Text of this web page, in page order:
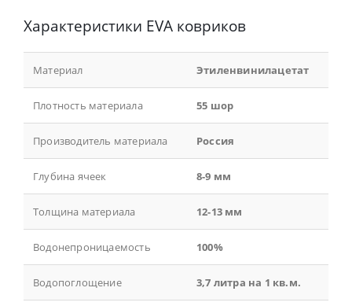
Характеристики EVA ковриков
Материал Этиленвинилацетат
Плотность материала 55 шор
Производитель материала Россия
Глубина ячеек 8-9 мм
Толщина материала 12-13 мм
Водонепроницаемость 100%
Водопоглощение 3,7 литра на 1 кв.м.